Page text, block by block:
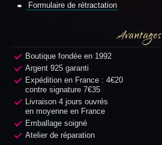
Formulaire de rétractation
Avantages
Boutique fondée en 1992
Argent 925 garanti
Expédition en France : 4€20
contre signature 7€35
Livraison 4 jours ouvrés
en moyenne en France
Emballage soigné
Atelier de réparation